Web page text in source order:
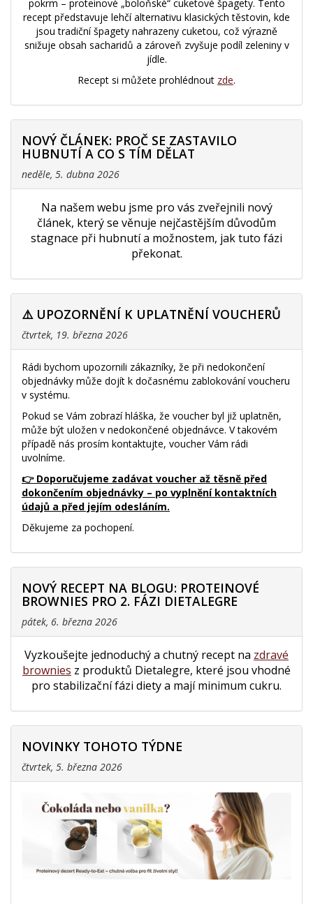
pokrm – proteinové „boloňské“ cuketové špagety. Tento
recept představuje lehčí alternativu klasických těstovin, kde
jsou tradiční špagety nahrazeny cuketou, což výrazně
snižuje obsah sacharidů a zároveň zvyšuje podíl zeleniny v
jídle.
Recept si můžete prohlédnout zde.
NOVÝ ČLÁNEK: PROČ SE ZASTAVILO
HUBNUTÍ A CO S TÍM DĚLAT
neděle, 5. dubna 2026
Na našem webu jsme pro vás zveřejnili nový
článek, který se věnuje nejčastějším důvodům
stagnace při hubnutí a možnostem, jak tuto fázi
překonat.
⚠️ UPOZORNĚNÍ K UPLATNĚNÍ VOUCHERŮ
čtvrtek, 19. března 2026
Rádi bychom upozornili zákazníky, že při nedokončení
objednávky může dojít k dočasnému zablokování voucheru
v systému.
Pokud se Vám zobrazí hláška, že voucher byl již uplatněn,
může být uložen v nedokončené objednávce. V takovém
případě nás prosím kontaktujte, voucher Vám rádi
uvolníme.
👉 Doporučujeme zadávat voucher až těsně před
dokončením objednávky – po vyplnění kontaktních
údajů a před jejím odesláním.
Děkujeme za pochopení.
NOVÝ RECEPT NA BLOGU: PROTEINOVÉ
BROWNIES PRO 2. FÁZI DIETALEGRE
pátek, 6. března 2026
Vyzkoušejte jednoduchý a chutný recept na zdravé
brownies z produktů Dietalegre, které jsou vhodné
pro stabilizační fázi diety a mají minimum cukru.
NOVINKY TOHOTO TÝDNE
čtvrtek, 5. března 2026